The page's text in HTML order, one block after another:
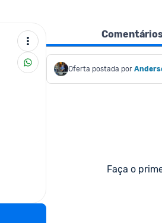
Oferta postada por
Faça o